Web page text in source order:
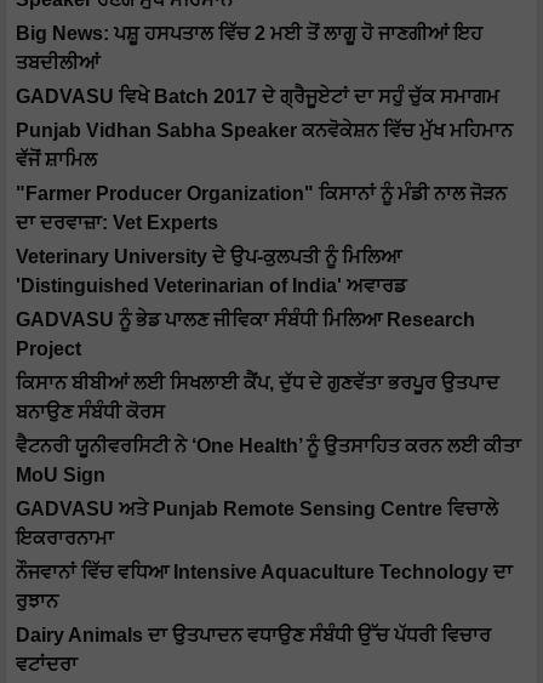
Big News: ਪਸ਼ੂ ਹਸਪਤਾਲ ਵਿੱਚ 2 ਮਈ ਤੋਂ ਲਾਗੂ ਹੋ ਜਾਣਗੀਆਂ ਇਹ
ਤਬਦੀਲੀਆਂ
GADVASU ਵਿਖੇ Batch 2017 ਦੇ ਗ੍ਰੈਜੂਏਟਾਂ ਦਾ ਸਹੁੰ ਚੁੱਕ ਸਮਾਗਮ
Punjab Vidhan Sabha Speaker ਕਨਵੋਕੇਸ਼ਨ ਵਿੱਚ ਮੁੱਖ ਮਹਿਮਾਨ
ਵੱਜੋਂ ਸ਼ਾਮਿਲ
"Farmer Producer Organization" ਕਿਸਾਨਾਂ ਨੂੰ ਮੰਡੀ ਨਾਲ ਜੋੜਨ
ਦਾ ਦਰਵਾਜ਼ਾ: Vet Experts
Veterinary University ਦੇ ਉਪ-ਕੁਲਪਤੀ ਨੂੰ ਮਿਲਿਆ
'Distinguished Veterinarian of India' ਅਵਾਰਡ
GADVASU ਨੂੰ ਭੇਡ ਪਾਲਣ ਜੀਵਿਕਾ ਸੰਬੰਧੀ ਮਿਲਿਆ Research
Project
ਕਿਸਾਨ ਬੀਬੀਆਂ ਲਈ ਸਿਖਲਾਈ ਕੈਂਪ, ਦੁੱਧ ਦੇ ਗੁਣਵੱਤਾ ਭਰਪੂਰ ਉਤਪਾਦ
ਬਨਾਉਣ ਸੰਬੰਧੀ ਕੋਰਸ
ਵੈਟਨਰੀ ਯੂਨੀਵਰਸਿਟੀ ਨੇ ‘One Health’ ਨੂੰ ਉਤਸਾਹਿਤ ਕਰਨ ਲਈ ਕੀਤਾ
MoU Sign
GADVASU ਅਤੇ Punjab Remote Sensing Centre ਵਿਚਾਲੇ
ਇਕਰਾਰਨਾਮਾ
ਨੌਜਵਾਨਾਂ ਵਿੱਚ ਵਧਿਆ Intensive Aquaculture Technology ਦਾ
ਰੁਝਾਨ
Dairy Animals ਦਾ ਉਤਪਾਦਨ ਵਧਾਉਣ ਸੰਬੰਧੀ ਉੱਚ ਪੱਧਰੀ ਵਿਚਾਰ
ਵਟਾਂਦਰਾ